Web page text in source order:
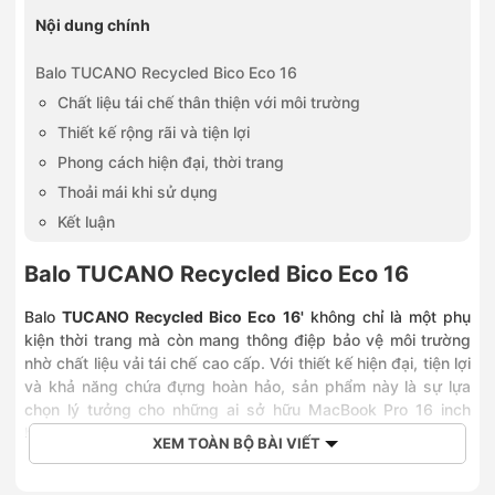
Nội dung chính
Balo TUCANO Recycled Bico Eco 16
Chất liệu tái chế thân thiện với môi trường
Thiết kế rộng rãi và tiện lợi
Phong cách hiện đại, thời trang
Thoải mái khi sử dụng
Kết luận
Balo TUCANO Recycled Bico Eco 16
BaloTUCANO Recycled Bico Eco 16'không chỉ là một phụ
kiện thời trang mà còn mang thông điệp bảo vệ môi trường
nhờ chất liệu vải tái chế cao cấp. Với thiết kế hiện đại, tiện lợi
và khả năng chứa đựng hoàn hảo, sản phẩm này là sự lựa
chọn lý tưởng cho những ai sở hữu MacBook Pro 16 inch
hoặc laptop 15.6 inch.
XEM TOÀN BỘ BÀI VIẾT